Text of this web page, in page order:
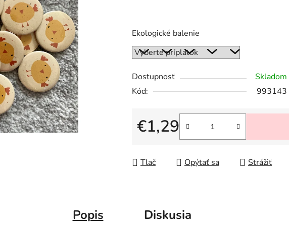
Ekologické balenie
Dostupnosť Skladom
Kód:
993143
€1,29
Jednotková cena:
Tlač Opýtať sa Strážiť
Popis Diskusia